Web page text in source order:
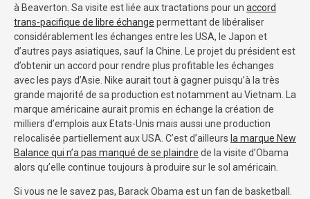
à Beaverton. Sa visite est liée aux tractations pour un accord
trans-pacifique de libre échange permettant de libéraliser
considérablement les échanges entre les USA, le Japon et
d’autres pays asiatiques, sauf la Chine. Le projet du président est
d’obtenir un accord pour rendre plus profitable les échanges
avec les pays d’Asie. Nike aurait tout à gagner puisqu’à la très
grande majorité de sa production est notamment au Vietnam. La
marque américaine aurait promis en échange la création de
milliers d’emplois aux Etats-Unis mais aussi une production
relocalisée partiellement aux USA. C’est d’ailleurs la marque New
Balance qui n’a pas manqué de se plaindre de la visite d’Obama
alors qu’elle continue toujours à produire sur le sol américain.
Si vous ne le savez pas, Barack Obama est un fan de basketball.